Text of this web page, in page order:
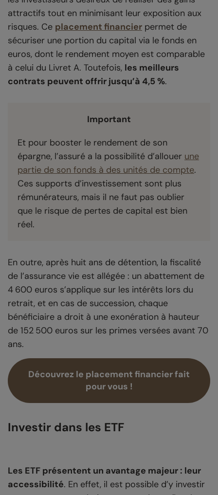
attractifs tout en minimisant leur exposition aux
risques. Ce placement financier permet de
sécuriser une portion du capital via le fonds en
euros, dont le rendement moyen est comparable
à celui du Livret A. Toutefois, les meilleurs
contrats peuvent offrir jusqu’à 4,5 %.
Important
Et pour booster le rendement de son
épargne, l’assuré a la possibilité d’allouer une
partie de son fonds à des unités de compte.
Ces supports d’investissement sont plus
rémunérateurs, mais il ne faut pas oublier
que le risque de pertes de capital est bien
réel.
En outre, après huit ans de détention, la fiscalité
de l’assurance vie est allégée : un abattement de
4 600 euros s’applique sur les intérêts lors du
retrait, et en cas de succession, chaque
bénéficiaire a droit à une exonération à hauteur
de 152 500 euros sur les primes versées avant 70
ans.
Découvrez le placement financier fait
pour vous !
Investir dans les ETF
Les ETF présentent un avantage majeur : leur
accessibilité. En effet, il est possible d’y investir